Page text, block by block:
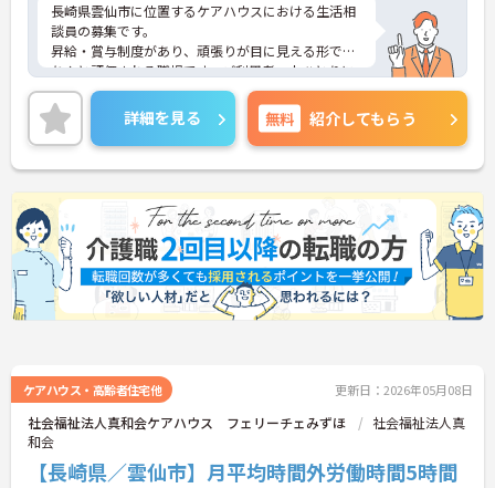
長崎県雲仙市に位置するケアハウスにおける生活相
談員の募集です。
昇給・賞与制度があり、頑張りが目に見える形でき
ちんと評価される職場です。ご利用者一人ひとりに
寄り添って、その方に合わせたサービスの提供を行
っていただける方を募集しています。
ご興味のある方には、面接対策ポイントなど、さら
に詳細をご案内しますのでお気軽にご相談くださ
い！
詳細を見る 無料 紹介してもらう
ケアハウス・高齢者住宅他 更新日：2026年05月08日
社会福祉法人真和会ケアハウス フェリーチェみずほ
社会福祉法人真
和会
【長崎県／雲仙市】月平均時間外労働時間5時間